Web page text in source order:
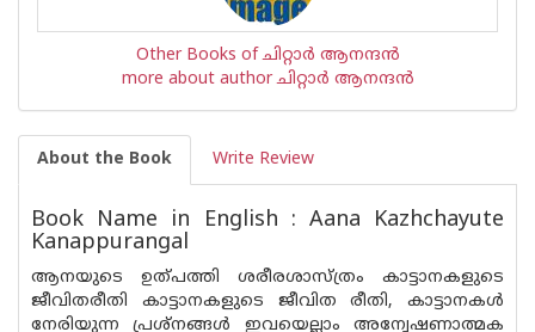
Other Books of ചിറ്റാര്‍ ആനന്ദന്‍
more about author ചിറ്റാര്‍ ആനന്ദന്‍
About the Book Write Review
Book Name in English : Aana Kazhchayute
Kanappurangal
ആനയുടെ ഉത്പത്തി ശരീരശാസ്ത്രം കാട്ടാനകളുടെ
ജീവിതരീതി കാട്ടാനകളുടെ ജീവിത രീതി, കാട്ടാനകള്‍
നേരിയുന്ന പ്രശ്നങ്ങള്‍ ഇവയെല്ലാം അന്വേഷണാത്മക